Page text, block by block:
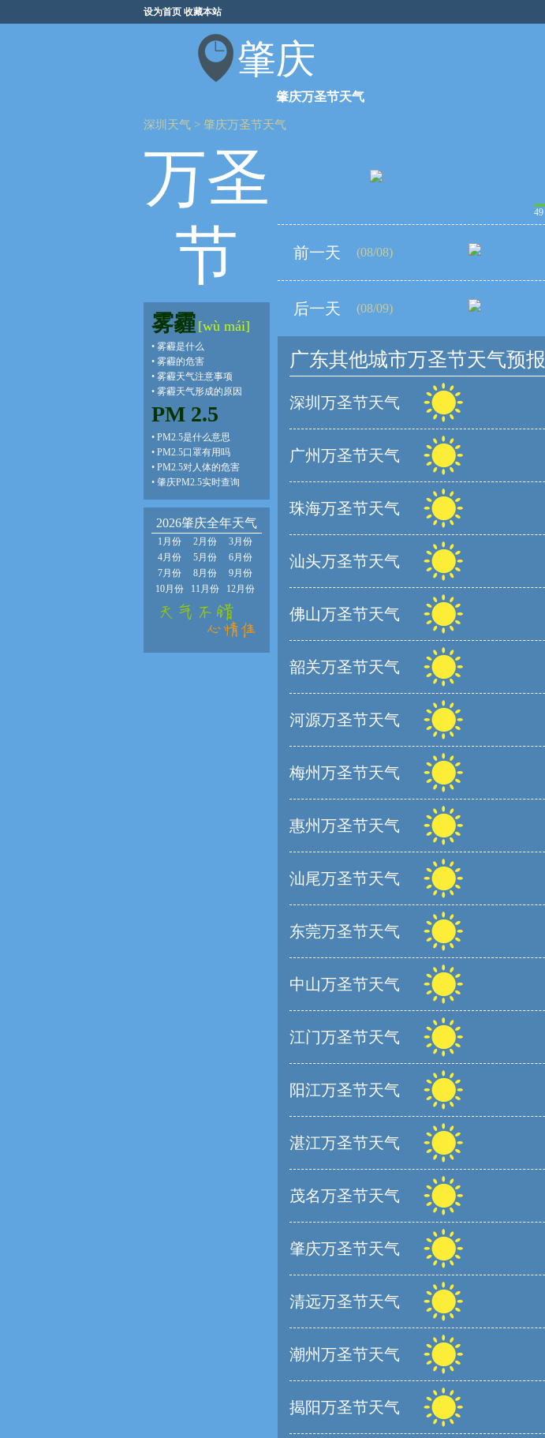
设为首页 收藏本站
肇庆
肇庆万圣节天气
深圳天气 > 肇庆万圣节天气
万圣
节
雾霾 [wù mái]
• 雾霾是什么
• 雾霾的危害
• 雾霾天气注意事项
• 雾霾天气形成的原因
PM 2.5
• PM2.5是什么意思
• PM2.5口罩有用吗
• PM2.5对人体的危害
• 肇庆PM2.5实时查询
2026肇庆全年天气
1月份 2月份
3月份
4月份
5月份
6月份
7月份
8月份
9月份
10月份
11月份 12月份
49
前一天 (08/08)
后一天 (08/09)
广东其他城市万圣节天气预报
深圳万圣节天气
广州万圣节天气
珠海万圣节天气
汕头万圣节天气
佛山万圣节天气
韶关万圣节天气
河源万圣节天气
梅州万圣节天气
惠州万圣节天气
汕尾万圣节天气
东莞万圣节天气
中山万圣节天气
江门万圣节天气
阳江万圣节天气
湛江万圣节天气
茂名万圣节天气
肇庆万圣节天气
清远万圣节天气
潮州万圣节天气
揭阳万圣节天气